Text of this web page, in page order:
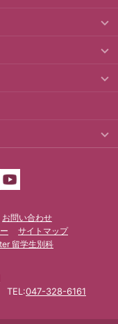
お問い合わせ
サイトマップ
留学生別科
TEL:047-328-6161